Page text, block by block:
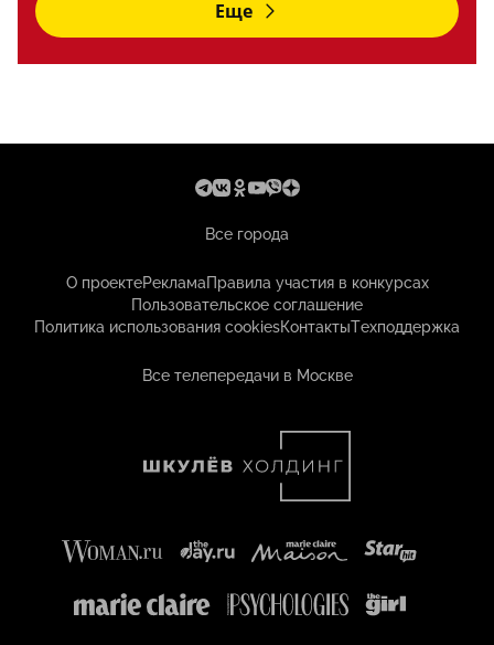
Еще
Все города
О проектеРекламаПравила участия в конкурсах
Пользовательское соглашение
Политика использования cookiesКонтактыТехподдержка
Все телепередачи в Москве